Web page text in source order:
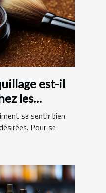
est-il
les
se sentir bien
Pour se